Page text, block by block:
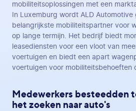
mobiliteitsoplossingen met een
In Luxemburg wordt ALD Automotive
belangrijkste mobiliteitspartner voor
op lange termijn. Het bedrijf biedt
leasediensten voor een vloot van
voertuigen en biedt een apart
voertuigen voor mobiliteitsbehoeften
Medewerkers besteedden
het zoeken naar auto's